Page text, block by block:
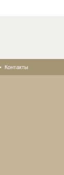
• Контакты